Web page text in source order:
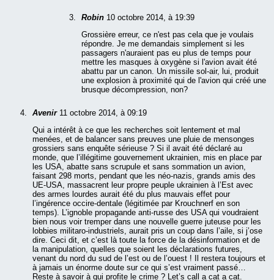
Robin 10 octobre 2014, à 19:39
Grossière erreur, ce n'est pas cela que je voulais
répondre. Je me demandais simplement si les
passagers n'auraient pas eu plus de temps pour
mettre les masques à oxygène si l'avion avait été
abattu par un canon. Un missile sol-air, lui, produit
une explosion à proximité qui de l'avion qui créé une
brusque décompression, non?
Avenir 11 octobre 2014, à 09:19
Qui a intérêt à ce que les recherches soit lentement et mal
menées, et de balancer sans preuves une pluie de mensonges
grossiers sans enquête sérieuse ? Si il avait été déclaré au
monde, que l’illégitime gouvernement ukrainien, mis en place par
les USA, abatte sans scrupule et sans sommation un avion,
faisant 298 morts, pendant que les néo-nazis, grands amis des
UE-USA, massacrent leur propre peuple ukrainien à l’Est avec
des armes lourdes aurait été du plus mauvais effet pour
l’ingérence occire-dentale (légitimée par Krouchnerf en son
temps). L’ignoble propagande anti-russe des USA qui voudraient
bien nous voir tremper dans une nouvelle guerre juteuse pour les
lobbies militaro-industriels, aurait pris un coup dans l’aile, si j’ose
dire. Ceci dit, et c’est là toute la force de la désinformation et de
la manipulation, quelles que soient les déclarations futures,
venant du nord du sud de l’est ou de l’ouest ! Il restera toujours et
à jamais un énorme doute sur ce qui s’est vraiment passé…
Reste à savoir à qui profite le crime ? Let’s call a cat a cat.